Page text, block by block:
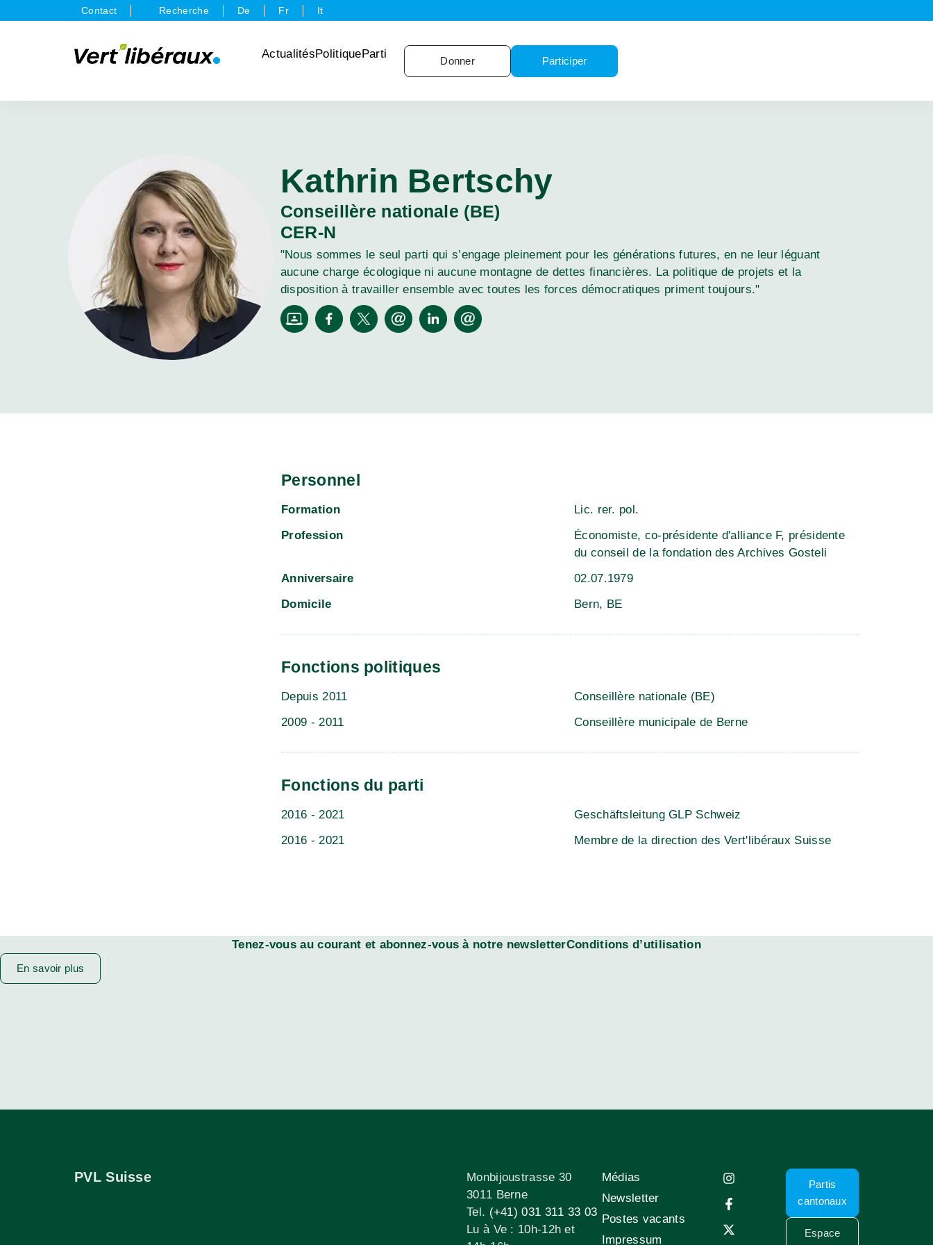
Contact Recherche De Fr It
ActualitésPolitiqueParti
Donner Participer
Kathrin Bertschy
Conseillère nationale (BE)
CER-N
"Nous sommes le seul parti qui s’engage pleinement pour les générations futures, en ne leur léguant
aucune charge écologique ni aucune montagne de dettes financières. La politique de projets et la
disposition à travailler ensemble avec toutes les forces démocratiques priment toujours."
Personnel
Formation
Lic. rer. pol.
Profession
Économiste, co-présidente d'alliance F, présidente
du conseil de la fondation des Archives Gosteli
Anniversaire
02.07.1979
Domicile
Bern, BE
Fonctions politiques
Depuis 2011
Conseillère nationale (BE)
2009 - 2011
Conseillère municipale de Berne
Fonctions du parti
2016 - 2021
Geschäftsleitung GLP Schweiz
2016 - 2021
Membre de la direction des Vert'libéraux Suisse
Tenez-vous au courant et abonnez-vous à notre newsletterConditions d’utilisation
En savoir plus
PVL Suisse
Monbijoustrasse 30
3011 Berne
Tel. (+41) 031 311 33 03
Lu à Ve : 10h-12h et
Médias
Newsletter
Postes vacants
Impressum
Partis
cantonaux
Espace